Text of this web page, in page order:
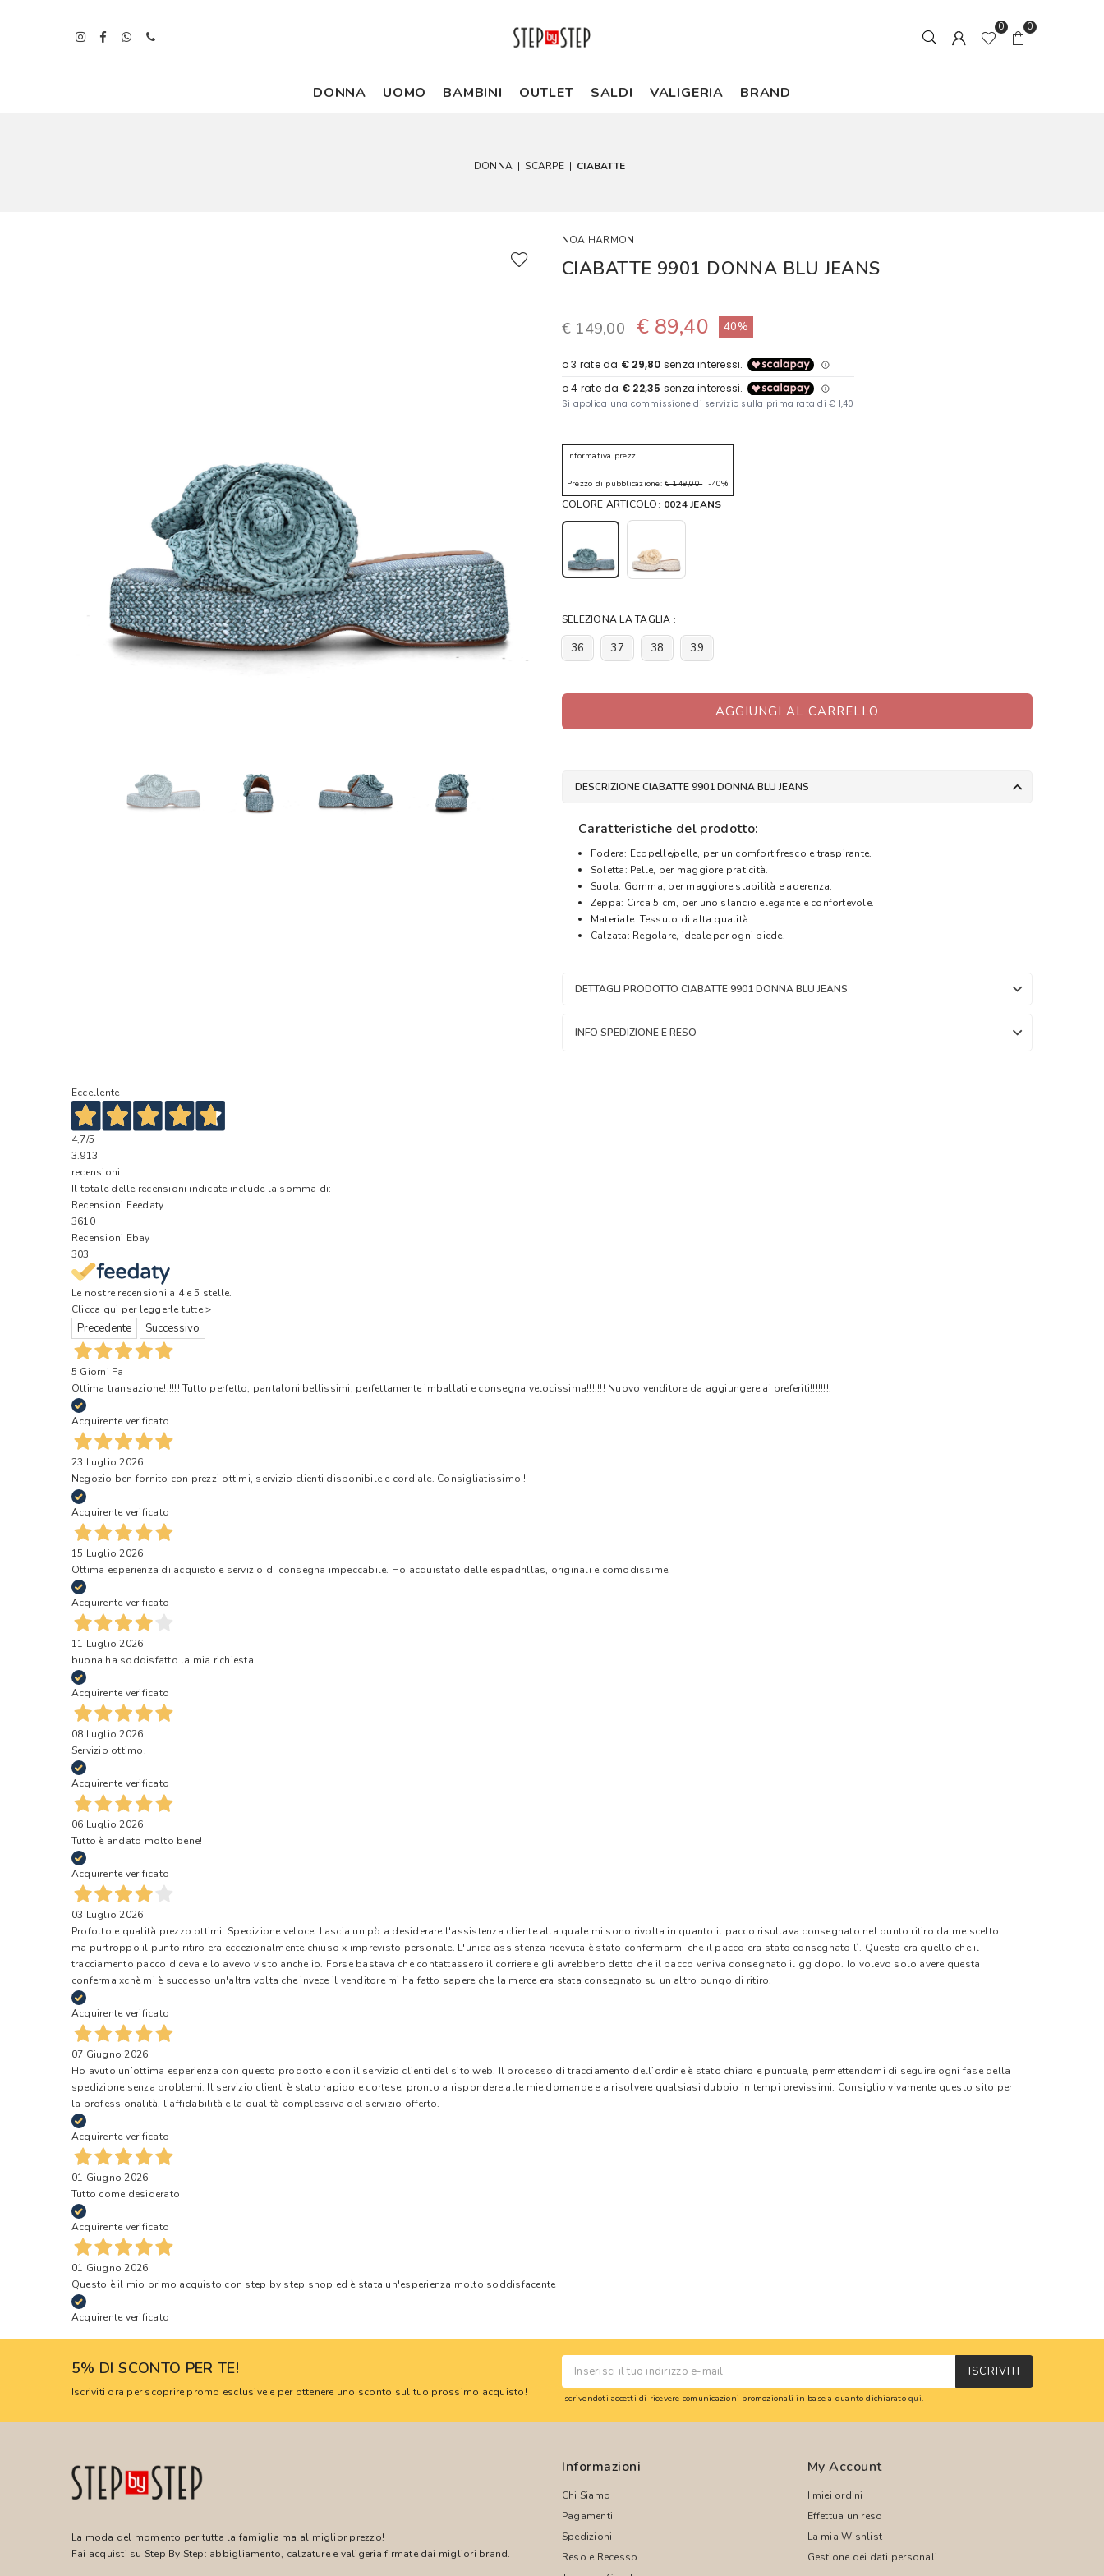
0 0
DONNA UOMO BAMBINI OUTLET SALDI VALIGERIA BRAND
DONNA | SCARPE | CIABATTE
NOA HARMON
CIABATTE 9901 DONNA BLU JEANS
€ 149,00 € 89,40 40%
Informativa prezzi
Prezzo di pubblicazione: € 149,00-40%
COLORE ARTICOLO: 0024 JEANS
SELEZIONA LA TAGLIA :
36 37 38 39
AGGIUNGI AL CARRELLO
DESCRIZIONE CIABATTE 9901 DONNA BLU JEANS
Caratteristiche del prodotto:
Fodera: Ecopelle/pelle, per un comfort fresco e traspirante.
Soletta: Pelle, per maggiore praticità.
Suola: Gomma, per maggiore stabilità e aderenza.
Zeppa: Circa 5 cm, per uno slancio elegante e confortevole.
Materiale: Tessuto di alta qualità.
Calzata: Regolare, ideale per ogni piede.
DETTAGLI PRODOTTO CIABATTE 9901 DONNA BLU JEANS
INFO SPEDIZIONE E RESO
Eccellente
4,7/5
3.913
recensioni
Il totale delle recensioni indicate include la somma di:
Recensioni Feedaty
3610
Recensioni Ebay
303
Le nostre recensioni a 4 e 5 stelle.
Clicca qui per leggerle tutte >
Precedente Successivo
5 Giorni Fa
Ottima transazione!!!!!! Tutto perfetto, pantaloni bellissimi, perfettamente imballati e consegna velocissima!!!!!!! Nuovo venditore da aggiungere ai preferiti!!!!!!!!
Acquirente verificato
23 Luglio 2026
Negozio ben fornito con prezzi ottimi, servizio clienti disponibile e cordiale. Consigliatissimo !
Acquirente verificato
15 Luglio 2026
Ottima esperienza di acquisto e servizio di consegna impeccabile. Ho acquistato delle espadrillas, originali e comodissime.
Acquirente verificato
11 Luglio 2026
buona ha soddisfatto la mia richiesta!
Acquirente verificato
08 Luglio 2026
Servizio ottimo.
Acquirente verificato
06 Luglio 2026
Tutto è andato molto bene!
Acquirente verificato
03 Luglio 2026
Profotto e qualità prezzo ottimi. Spedizione veloce. Lascia un pò a desiderare l'assistenza cliente alla quale mi sono rivolta in quanto il pacco risultava consegnato nel punto ritiro da me scelto
ma purtroppo il punto ritiro era eccezionalmente chiuso x imprevisto personale. L'unica assistenza ricevuta è stato confermarmi che il pacco era stato consegnato lì. Questo era quello che il
tracciamento pacco diceva e lo avevo visto anche io. Forse bastava che contattassero il corriere e gli avrebbero detto che il pacco veniva consegnato il gg dopo. Io volevo solo avere questa
conferma xchè mi è successo un'altra volta che invece il venditore mi ha fatto sapere che la merce era stata consegnato su un altro pungo di ritiro.
Acquirente verificato
07 Giugno 2026
Ho avuto un’ottima esperienza con questo prodotto e con il servizio clienti del sito web. Il processo di tracciamento dell’ordine è stato chiaro e puntuale, permettendomi di seguire ogni fase della
spedizione senza problemi. Il servizio clienti è stato rapido e cortese, pronto a rispondere alle mie domande e a risolvere qualsiasi dubbio in tempi brevissimi. Consiglio vivamente questo sito per
la professionalità, l’affidabilità e la qualità complessiva del servizio offerto.
Acquirente verificato
01 Giugno 2026
Tutto come desiderato
Acquirente verificato
01 Giugno 2026
Questo è il mio primo acquisto con step by step shop ed è stata un'esperienza molto soddisfacente
Acquirente verificato
5% DI SCONTO PER TE!
Iscriviti ora per scoprire promo esclusive e per ottenere uno sconto sul tuo prossimo acquisto!
ISCRIVITI
Iscrivendoti accetti di ricevere comunicazioni promozionali in base a quanto dichiaratoqui.
La moda del momento per tutta la famiglia ma al miglior prezzo!
Fai acquisti su Step By Step: abbigliamento, calzature e valigeria firmate dai migliori brand.
Informazioni
Chi Siamo
Pagamenti
Spedizioni
Reso e Recesso
My Account
I miei ordini
Effettua un reso
La mia Wishlist
Gestione dei dati personali